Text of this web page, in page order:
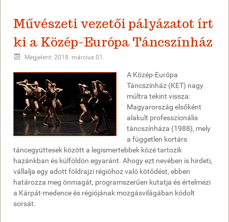
Művészeti vezetői pályázatot írt
ki a Közép-Európa Táncszínház
Megjelent: 2018. március 01.
A Közép-Európa
Táncszínház (KET) nagy
múltra tekint vissza:
Magyarország elsőként
alakult professzionális
táncszínháza (1988), mely
a független kortárs
táncegyüttesek között a legismertebbek közé tartozik
hazánkban és külföldön egyaránt. Ahogy ezt nevében is hirdeti,
vállalja egy adott földrajzi régióhoz való kötődést, ebben
határozza meg önmagát, programszerűen kutatja és értelmezi
a Kárpát-medence és régiójának mozgásvilágában kódolt
sorsát.